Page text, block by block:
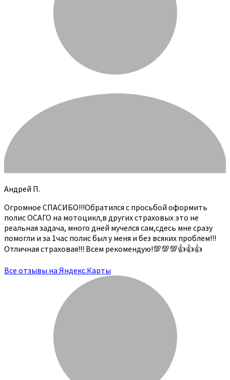
Андрей П.
Огромное СПАСИБО!!!Обратился с просьбой оформить
полис ОСАГО на мотоцикл,в других страховых это не
реальная задача, много дней мучелся сам,сдесь мне сразу
помогли и за 1час полис был у меня и без всяких проблем!!!
Отличная страховая!!! Всем рекомендую!💯💯💯👍👍👍
Все отзывы на Яндекс.Карты